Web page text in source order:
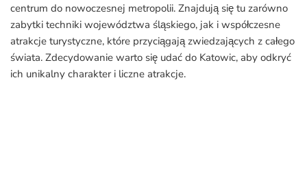
centrum do nowoczesnej metropolii. Znajdują się tu zarówno
zabytki techniki województwa śląskiego, jak i współczesne
atrakcje turystyczne, które przyciągają zwiedzających z całego
świata. Zdecydowanie warto się udać do Katowic, aby odkryć
ich unikalny charakter i liczne atrakcje.